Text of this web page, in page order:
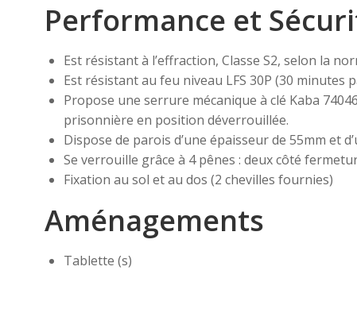
Performance et
Est résistant à l’effraction, Classe S2, selon la
Est résistant au feu niveau LFS 30P (30 minutes
Propose une serrure mécanique à clé Kaba
prisonnière en position déverrouillée.
Dispose de parois d’une épaisseur de 55mm et
Se verrouille grâce à 4 pênes : deux côté
Fixation au sol et au dos (2 chevilles fournies)
Aménagements
Tablette (s)